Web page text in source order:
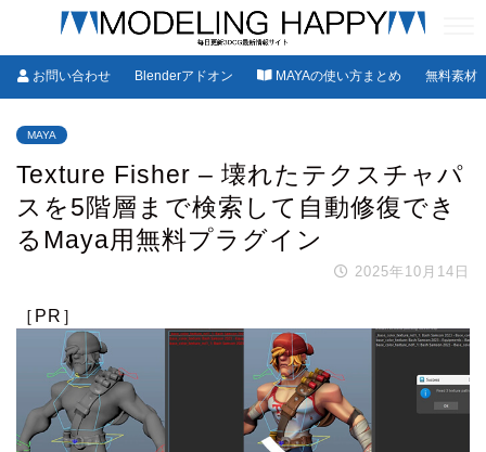
お問い合わせ Blenderアドオン MAYAの使い方まとめ 無料素材
MAYA
Texture Fisher – 壊れたテクスチャパ
スを5階層まで検索して自動修復でき
るMaya用無料プラグイン
2025年10月14日
［PR］